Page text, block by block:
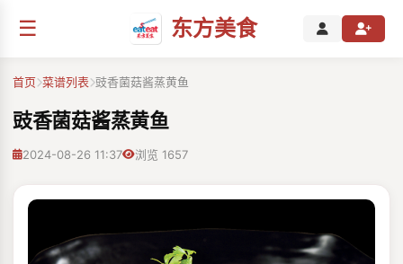
☰ 东方美食
首页 菜谱列表 豉香菌菇酱蒸黄鱼
豉香菌菇酱蒸黄鱼
2024-08-26 11:37 浏览 1657